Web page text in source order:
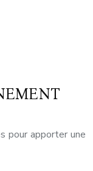
pour apporter une